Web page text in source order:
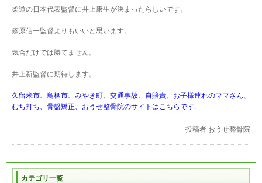
柔道の日本代表監督に井上康生が決まったらしいです。
篠原信一監督よりもいいと思います。
気合だけでは勝てません。
井上新監督に期待します。
久留米市、鳥栖市、みやき町、交通事故、自賠責、お子様連れのママさん、
むち打ち、骨盤矯正、おうせ整骨院のサイトはこちらです.
投稿者 おうせ整骨院
カテゴリ一覧